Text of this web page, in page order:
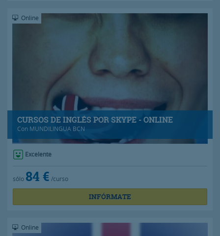
CURSOS DE INGLÉS POR SKYPE - ONLINE
Con MUNDILINGUA BCN
Online
Excelente
sólo 84 € /curso
INFÓRMATE
Online